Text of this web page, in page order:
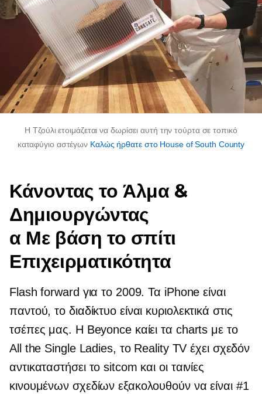
Η Τζούλι ετοιμάζεται να δωρίσει αυτή την τούρτα σε τοπικό
καταφύγιο αστέγων Καλώς ήρθατε στο House of South County
Κάνοντας το Άλμα &
Δημιουργώντας
α Με βάση το σπίτι
Επιχειρματικότητα
Flash forward για το 2009. Τα iPhone είναι
παντού, το διαδίκτυο είναι κυριολεκτικά στις
τσέπες μας. Η Beyonce καίει τα charts με το
All the Single Ladies, το Reality TV έχει σχεδόν
αντικαταστήσει το sitcom και οι ταινίες
κινουμένων σχεδίων εξακολουθούν να είναι #1